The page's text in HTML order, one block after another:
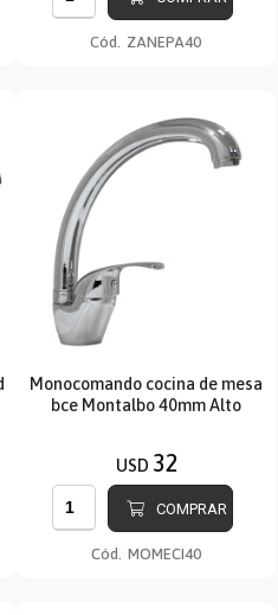
Cód. ZANEPA40
Monocomando cocina de mesa
bce Montalbo 40mm Alto
USD 32
COMPRAR
Cód. MOMECI40